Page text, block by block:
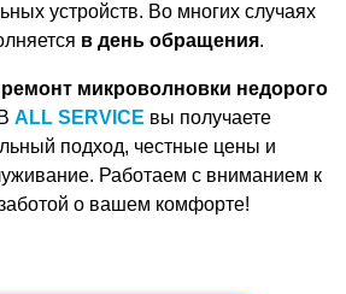
устройств. Во многих случаях
в день обращения.
ремонт микроволновки недорого
ALL SERVICE вы получаете
подход, честные цены и
Работаем с вниманием к
о вашем комфорте!